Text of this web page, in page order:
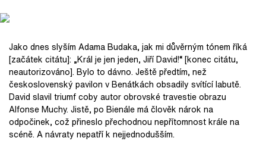
Jako dnes slyším Adama Budaka, jak mi důvěrným tónem říká
[začátek citátu]: „Král je jen jeden, Jiří David!“ [konec citátu,
neautorizováno]. Bylo to dávno. Ještě předtím, než
československý pavilon v Benátkách obsadily svítící labutě.
David slavil triumf coby autor obrovské travestie obrazu
Alfonse Muchy. Jistě, po Bienále má člověk nárok na
odpočinek, což přineslo přechodnou nepřítomnost krále na
scéně. A návraty nepatří k nejjednodušším.